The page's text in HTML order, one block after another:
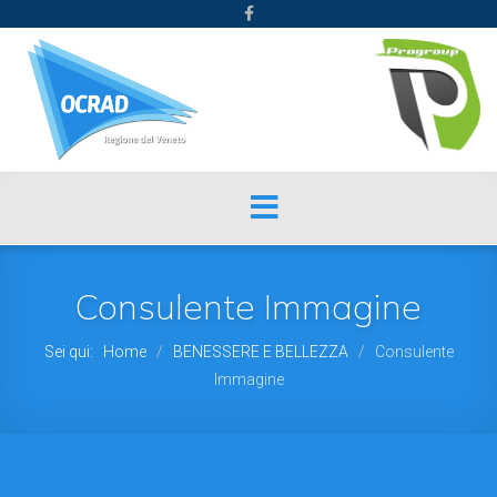
Consulente Immagine
Sei qui: Home / BENESSERE E BELLEZZA /
Consulente
Immagine